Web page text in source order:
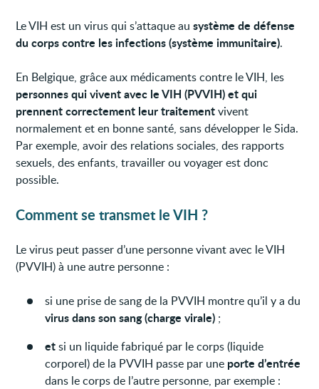
Le VIH est un virus qui s’attaque ausystème de défense
du corps contre les infections (système immunitaire).
En Belgique, grâce aux médicaments contre le VIH, les
personnes qui vivent avec le VIH (PVVIH) et qui
prennent correctement leur traitementvivent
normalement et en bonne santé, sans développer le Sida.
Par exemple, avoir des relations sociales, des rapports
sexuels, des enfants, travailler ou voyager est donc
possible.
Comment se transmet le VIH ?
Le virus peut passer d’une personne vivant avec le VIH
(PVVIH) à une autre personne :
si une prise de sang de la PVVIH montre qu’il y a du
virus dans son sang (charge virale) ;
etsi un liquide fabriqué par le corps (liquide
corporel) de la PVVIH passe par une porte d’entrée
dans le corps de l’autre personne, par exemple :